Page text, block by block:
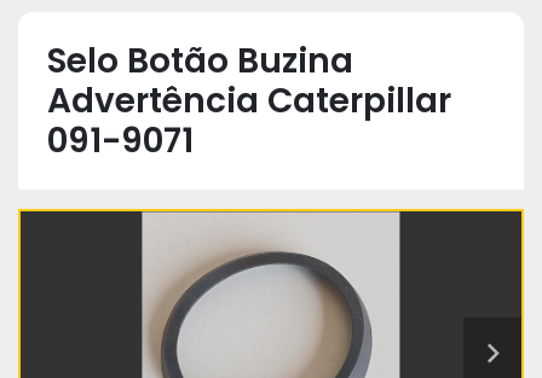
Selo Botão Buzina
Advertência Caterpillar
091-9071